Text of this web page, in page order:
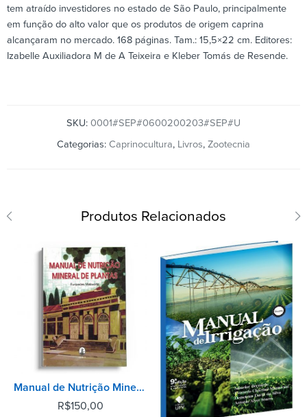
tem atraído investidores no estado de São Paulo, principalmente
em função do alto valor que os produtos de origem caprina
alcançaram no mercado. 168 páginas. Tam.: 15,5×22 cm. Editores:
Izabelle Auxiliadora M de A Teixeira e Kleber Tomás de Resende.
SKU: 0001#SEP#0600200203#SEP#U
Categorias: Caprinocultura, Livros, Zootecnia
Produtos Relacionados
Manual de Nutrição Mineral de Plantas
R$150,00